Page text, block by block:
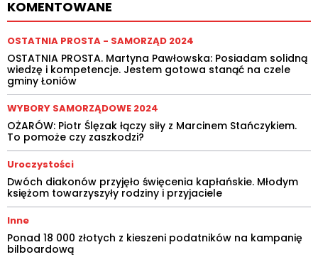
KOMENTOWANE
OSTATNIA PROSTA - SAMORZĄD 2024
OSTATNIA PROSTA. Martyna Pawłowska: Posiadam solidną
wiedzę i kompetencje. Jestem gotowa stanąć na czele
gminy Łoniów
WYBORY SAMORZĄDOWE 2024
OŻARÓW: Piotr Ślęzak łączy siły z Marcinem Stańczykiem.
To pomoże czy zaszkodzi?
Uroczystości
Dwóch diakonów przyjęło święcenia kapłańskie. Młodym
księżom towarzyszyły rodziny i przyjaciele
Inne
Ponad 18 000 złotych z kieszeni podatników na kampanię
bilboardową